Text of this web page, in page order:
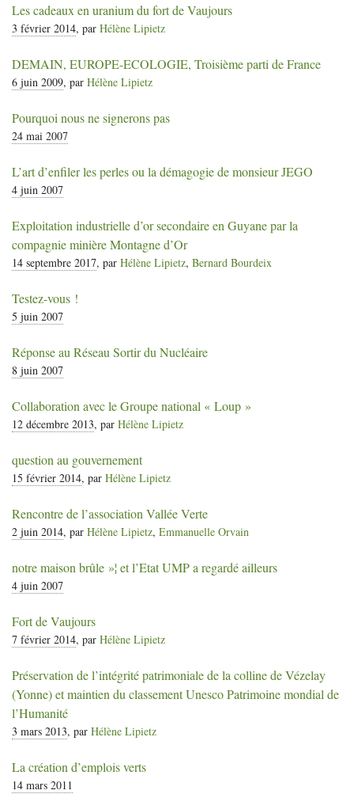
Les cadeaux en uranium du fort de Vaujours
3 février 2014, par Hélène Lipietz
DEMAIN, EUROPE-ECOLOGIE, Troisième parti de France
6 juin 2009, par Hélène Lipietz
Pourquoi nous ne signerons pas
24 mai 2007
L’art d’enfiler les perles ou la démagogie de monsieurJEGO
4 juin 2007
Exploitation industrielle d’or secondaire en Guyane par la
compagnie minière Montagne d’Or
14 septembre 2017, par Hélène Lipietz, Bernard Bourdeix
Testez-vous !
5 juin 2007
Réponse au Réseau Sortir du Nucléaire
8 juin 2007
Collaboration avec le Groupe national « Loup »
12 décembre 2013, par Hélène Lipietz
question au gouvernement
15 février 2014, par Hélène Lipietz
Rencontre de l’association Vallée Verte
2 juin 2014, par Hélène Lipietz, Emmanuelle Orvain
notre maison brûle »¦ et l’EtatUMPa regardé ailleurs
4 juin 2007
Fort de Vaujours
7 février 2014, par Hélène Lipietz
Préservation de l’intégrité patrimoniale de la colline de Vézelay
(Yonne) et maintien du classement Unesco Patrimoine mondial de
l’Humanité
3 mars 2013, par Hélène Lipietz
La création d’emplois verts
14 mars 2011